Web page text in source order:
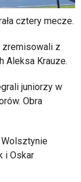
cztery mecze.
zremisowali z
Aleksa Krauze.
juniorzy w
Obra
Wolsztynie
i Oskar